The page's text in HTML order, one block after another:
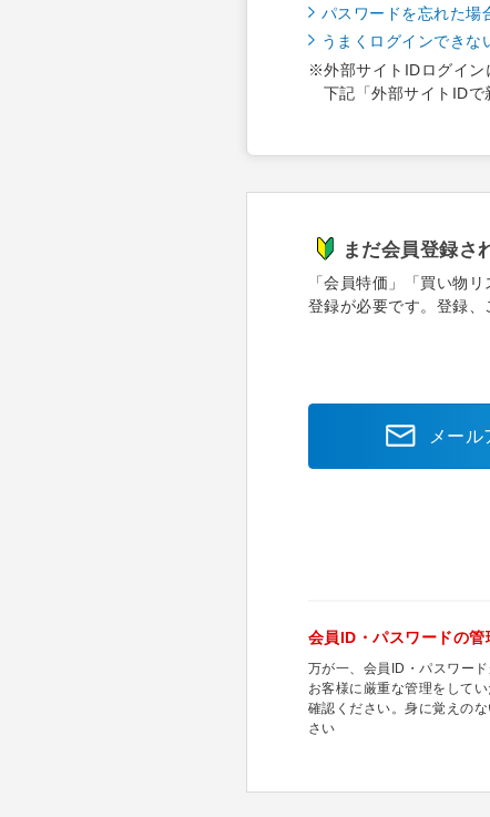
パスワードを忘れた場
うまくログインできな
※外部サイトIDログイン
下記「外部サイトIDで
まだ会員登録さ
「会員特価」「買い物
登録が必要です。登録、
メー
会員ID・パスワードの
万が一、会員ID・パスワー
お客様に厳重な管理をして
確認ください。身に覚えの
さい